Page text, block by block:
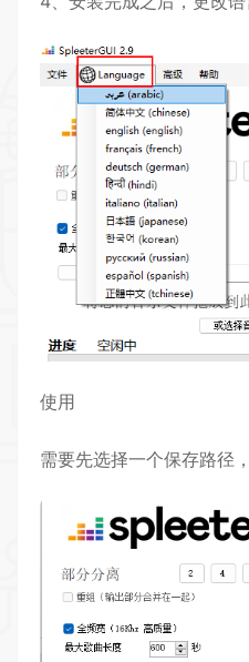
使用
需要先选择一个保存路径